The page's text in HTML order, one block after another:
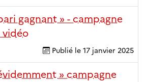
gagnant » - campagne
Publié le 17 janvier 2025
» campagne